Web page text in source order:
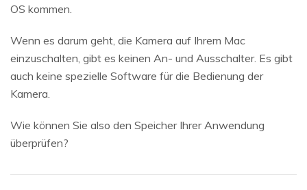
OS kommen.
Wenn es darum geht, die Kamera auf Ihrem Mac
einzuschalten, gibt es keinen An- und Ausschalter. Es gibt
auch keine spezielle Software für die Bedienung der
Kamera.
Wie können Sie also den Speicher Ihrer Anwendung
überprüfen?